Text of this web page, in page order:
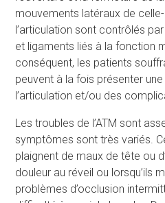
mouvements latéraux de
l’articulation sont contrôlés
et ligaments liés à la fonction
conséquent, les patients
peuvent à la fois présenter
l’articulation et/ou des
Les troubles de l’ATM sont
symptômes sont très variés.
plaignent de maux de tête ou
douleur au réveil ou lorsqu’ils
problèmes d’occlusion